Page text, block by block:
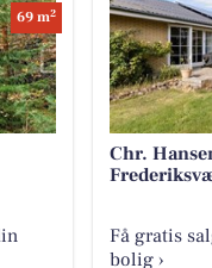
69 m2
Chr.
Få gratis
bolig ›